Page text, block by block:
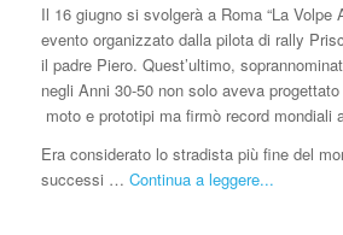
Il 16 giugno si svolgerà a Roma “La Volpe
evento organizzato dalla pilota di rally
il padre Piero. Quest’ultimo,
negli Anni 30-50 non solo aveva
moto e prototipi ma firmò record mondiali
Era considerato lo stradista più fine del
successi … Continua a leggere...